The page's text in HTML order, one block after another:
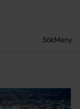
SökMeny